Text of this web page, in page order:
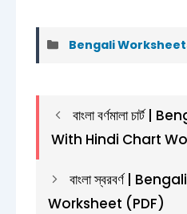
Categories
Bengali
বাংলা বর্ণমালা চার্ট
With Hindi Chart
বাংলা স্বরবর্ণ |
Worksheet (PDF)